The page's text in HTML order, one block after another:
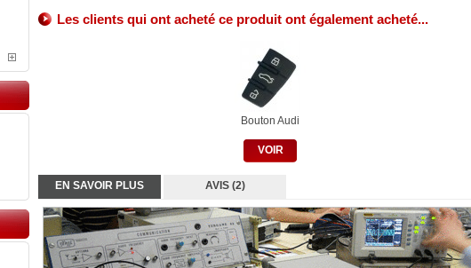
Les clients qui ont acheté ce produit ont également acheté...
Bouton Audi
VOIR
EN SAVOIR PLUS AVIS (2)